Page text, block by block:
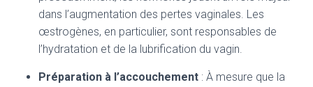
dans l’augmentation des pertes vaginales. Les
œstrogènes, en particulier, sont responsables de
l’hydratation et de la lubrification du vagin.
Préparation à l’accouchement : À mesure que la